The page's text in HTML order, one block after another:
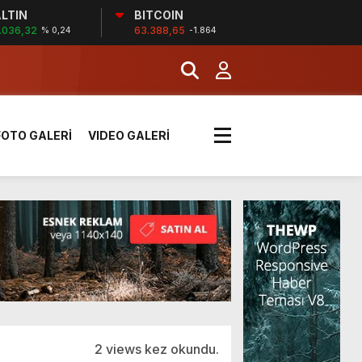
% 0,24
BITCOIN
63.388,65 -1.864
yük kazaya neden oldu
paylaştı
GALERİ VIDEO GALERİ
2 views kez okundu.